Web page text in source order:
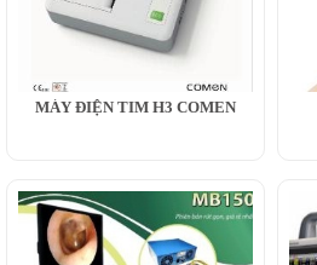
MÁY ĐIỆN TIM H3 COMEN